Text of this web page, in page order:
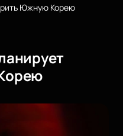
Южную Корею